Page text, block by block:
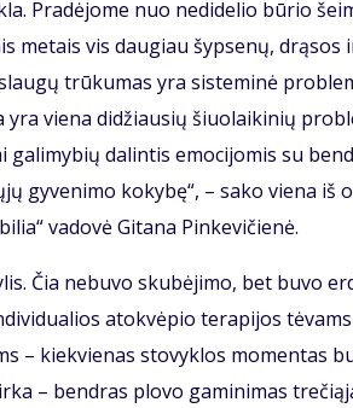
Pradėjome nuo nedidelio būrio
metais vis daugiau šypsenų, drąsos
trūkumas yra sisteminė
viena didžiausių šiuolaikinių
dalintis emocijomis su
gyvenimo kokybę“, – sako viena iš
vadovė Gitana Pinkevičienė.
Čia nebuvo skubėjimo, bet buvo
atokvėpio terapijos
– kiekvienas stovyklos momentas
– bendras plovo gaminimas